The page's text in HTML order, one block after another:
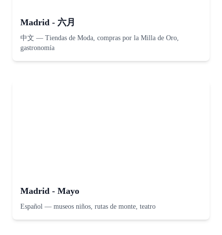
Madrid - 六月
中文 — Tiendas de Moda, compras por la Milla de Oro,
gastronomía
Madrid - Mayo
Español — museos niños, rutas de monte, teatro